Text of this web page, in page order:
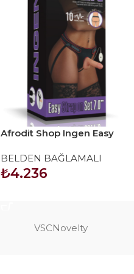
Afrodit Shop Ingen Easy
BELDEN BAĞLAMALI
₺4.236
VSCNovelty